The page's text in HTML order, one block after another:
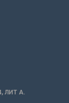
ЛИТ А.